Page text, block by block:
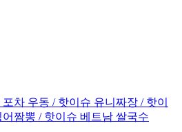
차 우동 / 핫이슈 유니짜장 / 핫이
짬뽕 / 핫이슈 베트남 쌀국수